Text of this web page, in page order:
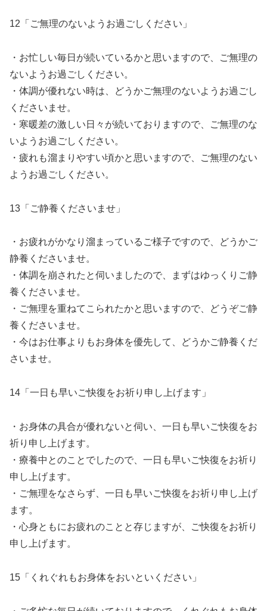
12「ご無理のないようお過ごしください」
・お忙しい毎日が続いているかと思いますので、ご無理の
ないようお過ごしください。
・体調が優れない時は、どうかご無理のないようお過ごし
くださいませ。
・寒暖差の激しい日々が続いておりますので、ご無理のな
いようお過ごしください。
・疲れも溜まりやすい頃かと思いますので、ご無理のない
ようお過ごしください。
13「ご静養くださいませ」
・お疲れがかなり溜まっているご様子ですので、どうかご
静養くださいませ。
・体調を崩されたと伺いましたので、まずはゆっくりご静
養くださいませ。
・ご無理を重ねてこられたかと思いますので、どうぞご静
養くださいませ。
・今はお仕事よりもお身体を優先して、どうかご静養くだ
さいませ。
14「一日も早いご快復をお祈り申し上げます」
・お身体の具合が優れないと伺い、一日も早いご快復をお
祈り申し上げます。
・療養中とのことでしたので、一日も早いご快復をお祈り
申し上げます。
・ご無理をなさらず、一日も早いご快復をお祈り申し上げ
ます。
・心身ともにお疲れのことと存じますが、ご快復をお祈り
申し上げます。
15「くれぐれもお身体をおいといください」